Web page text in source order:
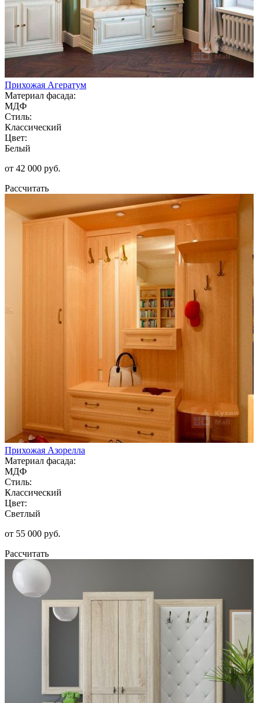
Прихожая Агератум
Материал фасада:
МДФ
Стиль:
Классический
Цвет:
Белый
от 42 000 руб.
Рассчитать
Прихожая Азорелла
Материал фасада:
МДФ
Стиль:
Классический
Цвет:
Светлый
от 55 000 руб.
Рассчитать